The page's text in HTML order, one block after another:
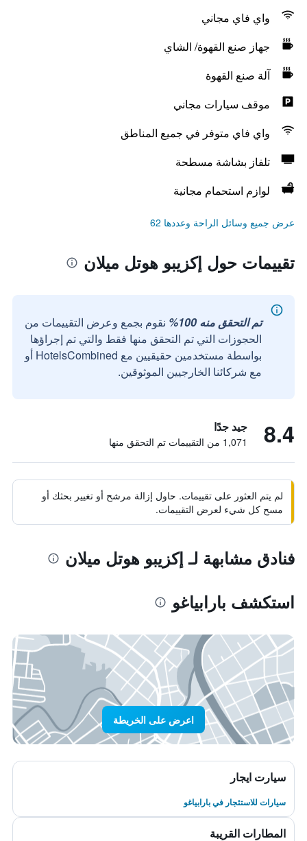
واي فاي مجاني
جهاز صنع القهوة/ الشاي
آلة صنع القهوة
موقف سيارات مجاني
واي فاي متوفر في جميع المناطق
تلفاز بشاشة مسطحة
لوازم استحمام مجانية
عرض جميع وسائل الراحة وعددها 62
تقييمات حول إكزيبو هوتل ميلان
تم التحقق منه 100%
نقوم بجمع وعرض التقييمات من
الحجوزات التي تم التحقق منها فقط والتي تم إجراؤها
بواسطة مستخدمين حقيقيين مع HotelsCombined أو
مع شركائنا الخارجيين الموثوقين.
8.4 جيد جدًا
1,071 من التقييمات تم التحقق منها
لم يتم العثور على تقييمات. حاول إزالة مرشح أو تغيير بحثك أو
مسح كل شيء لعرض التقييمات.
فنادق مشابهة لـ إكزيبو هوتل ميلان
استكشف بارابياغو
اعرض على الخريطة
سيارت ايجار
سيارات للاستئجار في بارابياغو
المطارات القريبة